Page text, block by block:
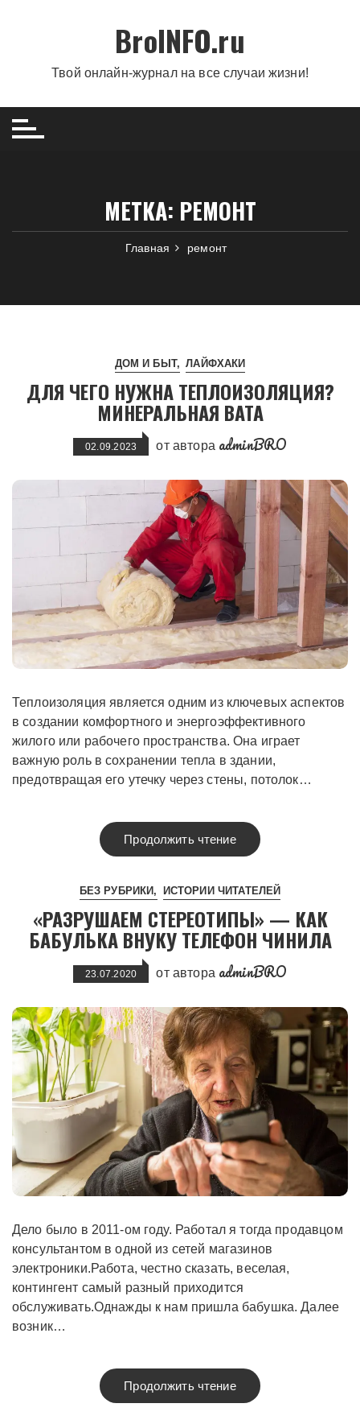
BroINFO.ru
Твой онлайн-журнал на все случаи жизни!
МЕТКА: РЕМОНТ
Главная ремонт
ДОМ И БЫТ ЛАЙФХАКИ
ДЛЯ ЧЕГО НУЖНА ТЕПЛОИЗОЛЯЦИЯ?
МИНЕРАЛЬНАЯ ВАТА
02.09.2023 от автора adminBRO
Теплоизоляция является одним из ключевых аспектов
в создании комфортного и энергоэффективного
жилого или рабочего пространства. Она играет
важную роль в сохранении тепла в здании,
предотвращая его утечку через стены, потолок…
Продолжить чтение
БЕЗ РУБРИКИ ИСТОРИИ ЧИТАТЕЛЕЙ
«РАЗРУШАЕМ СТЕРЕОТИПЫ» — КАК
БАБУЛЬКА ВНУКУ ТЕЛЕФОН ЧИНИЛА
23.07.2020 от автора adminBRO
Дело было в 2011-ом году. Работал я тогда продавцом
консультантом в одной из сетей магазинов
электроники.Работа, честно сказать, веселая,
контингент самый разный приходится
обслуживать.Однажды к нам пришла бабушка. Далее
возник…
Продолжить чтение